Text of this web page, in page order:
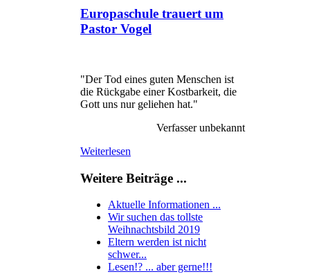
Europaschule trauert um
Pastor Vogel
"Der Tod eines guten Menschen ist
die Rückgabe einer Kostbarkeit, die
Gott uns nur geliehen hat."
Verfasser unbekannt
Weiterlesen
Weitere Beiträge ...
Aktuelle Informationen ...
Wir suchen das tollste
Weihnachtsbild 2019
Eltern werden ist nicht
schwer...
Lesen!? ... aber gerne!!!